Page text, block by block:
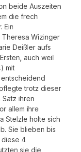
beide Auszeiten
die frech
Ein
Wizinger
Deißler aufs
auch weil
mit
trotz dieser
ihren
allem ihre
Stelzle holte sich
Sie blieben bis
diese 4
sie die